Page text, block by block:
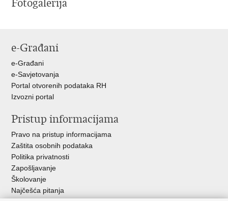
Fotogalerija
e-Građani
e-Građani
e-Savjetovanja
Portal otvorenih podataka RH
Izvozni portal
Pristup informacijama
Pravo na pristup informacijama
Zaštita osobnih podataka
Politika privatnosti
Zapošljavanje
Školovanje
Najčešća pitanja